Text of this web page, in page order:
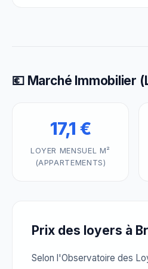
💶 Marché Immobilier
17,1 €
LOYER MENSUEL M²
(APPARTEMENTS)
Prix des loyers à
Selon l'Observatoire des